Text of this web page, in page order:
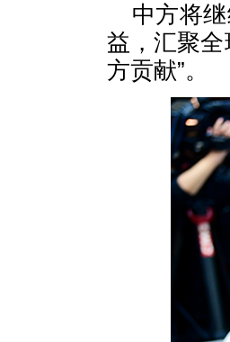
中方将
益，汇聚
方贡献”。